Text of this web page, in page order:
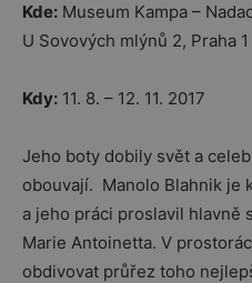
Kde: Museum Kampa –
U Sovových mlýnů 2, Praha 1
Kdy: 11. 8. – 12. 11. 2017
Jeho boty dobily svět a
obouvají. Manolo Blahnik je
a jeho práci proslavil hlavně
Marie Antoinetta. V
obdivovat průřez toho